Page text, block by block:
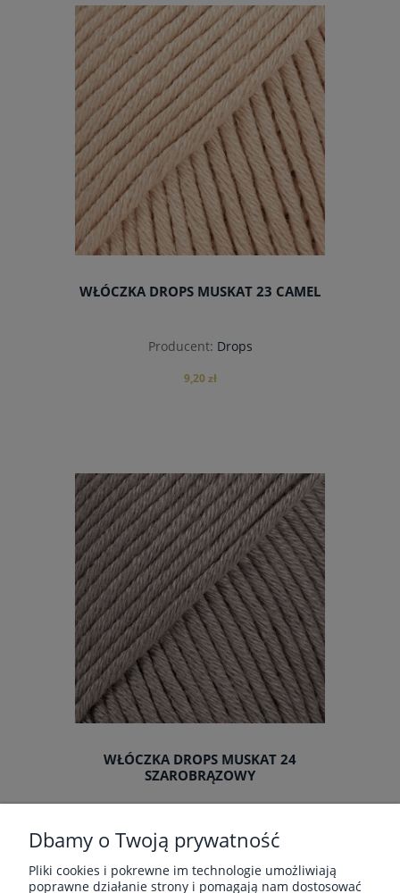
do koszyka
WŁÓCZKA DROPS MUSKAT 23 CAMEL
Producent: Drops
9,20 zł
do koszyka
WŁÓCZKA DROPS MUSKAT 24
SZAROBRĄZOWY
9,20 zł
Dbamy o Twoją prywatność
Pliki cookies i pokrewne im technologie umożliwiają
poprawne działanie strony i pomagają nam dostosować